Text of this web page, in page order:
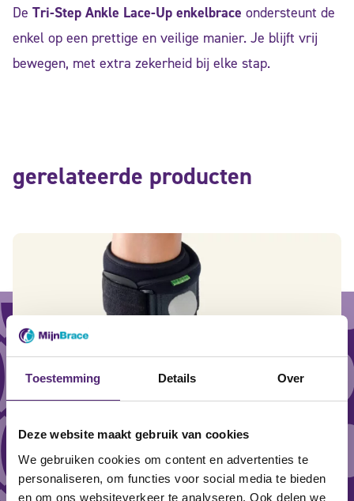
Toestemming Details Over
Deze website maakt gebruik van cookies
We gebruiken cookies om content en advertenties te
personaliseren, om functies voor social media te bieden
en om ons websiteverkeer te analyseren. Ook delen we
De Tri-Step Ankle Lace-Up enkelbrace ondersteunt de
enkel op een prettige en veilige manier. Je blijft vrij
bewegen, met extra zekerheid bij elke stap.
gerelateerde producten